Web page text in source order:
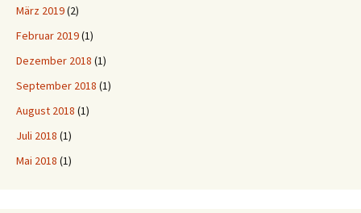
März 2019(2)
Februar 2019(1)
Dezember 2018 (1)
September 2018 (1)
August 2018 (1)
Juli 2018 (1)
Mai 2018 (1)